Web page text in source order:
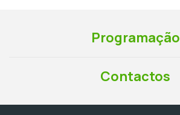
Programação
Contactos